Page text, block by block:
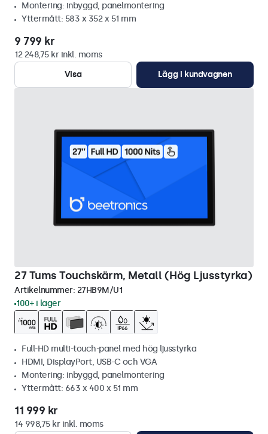
Montering: inbyggd, panelmontering
Yttermått: 583 x 352 x 51 mm
9 799 kr
12 248,75 kr inkl. moms
Visa
Lägg i kundvagnen
27 Tums Touchskärm, Metall (Hög Ljusstyrka)
Artikelnummer: 27HB9M/U1
100+ i lager
Full-HD multi-touch-panel med hög ljusstyrka
HDMI, DisplayPort, USB-C och VGA
Montering: inbyggd, panelmontering
Yttermått: 663 x 400 x 51 mm
11 999 kr
14 998,75 kr inkl. moms